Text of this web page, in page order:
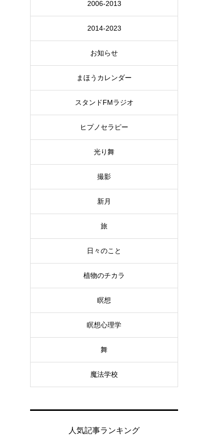
2006-2013
2014-2023
お知らせ
まほうカレンダー
スタンドFMラジオ
ヒプノセラピー
光り舞
撮影
新月
旅
日々のこと
植物のチカラ
瞑想
瞑想心理学
舞
魔法学校
人気記事ランキング